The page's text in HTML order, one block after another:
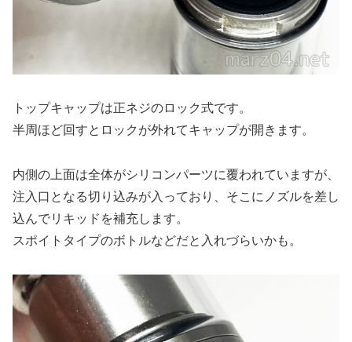
トップキャップは正ネジのロック式です。
半周ほど回すとロックが外れてキャップが開きます。
内側の上面は全体がシリコンパーツに覆われていますが、
注入口となる切り込みが入っており、そこにノズルを差し
込んでリキッドを補充します。
スポイトタイプのボトルなどだと入れづらいかも。